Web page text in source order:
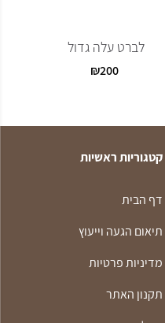
לברט עלה גדול
200
₪
קטגוריות ראשיות
דף הבית
תיאום הגעה וייעוץ
מדיניות פרטיות
תקנון האתר